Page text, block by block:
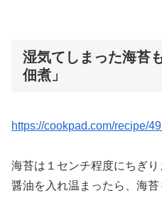
湿気てしまった海苔
佃煮」
https://cookpad.com/recipe/
海苔は１センチ程度にちぎり
醤油を入れ温まったら、海